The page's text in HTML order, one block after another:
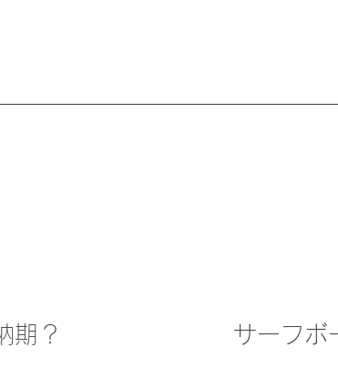
期？ サーフボ